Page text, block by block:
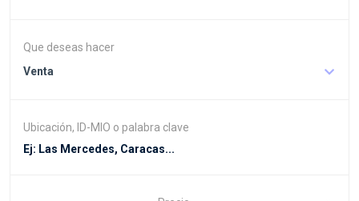
Que deseas hacer
Venta
Ubicación, ID-MIO o palabra clave